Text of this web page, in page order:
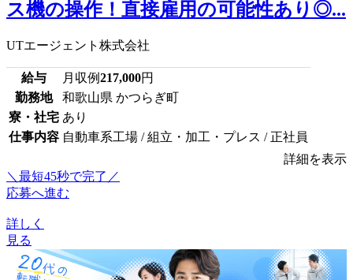
ス機の操作！直接雇用の可能性あり◎...
UTエージェント株式会社
給与 月収例217,000円
勤務地
和歌山県 かつらぎ町
寮・社宅 あり
仕事内容 自動車系工場 / 組立・加工・プレス / 正社員
詳細を表示
＼最短45秒で完了／
応募へ進む
詳しく
見る